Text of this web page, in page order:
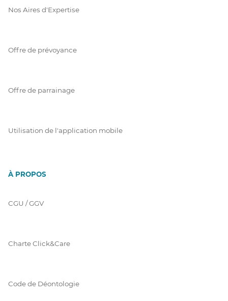
Nos Aires d'Expertise
Offre de prévoyance
Offre de parrainage
Utilisation de l'application mobile
À PROPOS
CGU / GGV
Charte Click&Care
Code de Déontologie